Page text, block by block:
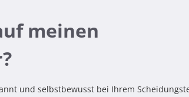
meinen
und selbstbewusst bei Ihrem